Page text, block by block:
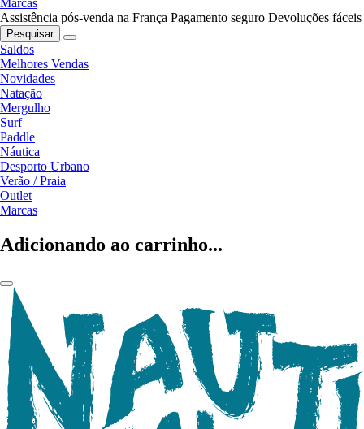
Assistência pós-venda na França Pagamento seguro Devoluções fáceis
Pesquisar
Saldos
Melhores Vendas
Novidades
Natação
Mergulho
Surf
Paddle
Náutica
Desporto Urbano
Verão / Praia
Outlet
Marcas
Adicionando ao carrinho...